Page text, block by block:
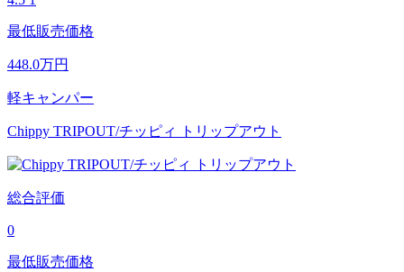
最低販売価格
448.0万円
軽キャンパー
Chippy TRIPOUT/チッピィ トリップアウト
総合評価
0
最低販売価格